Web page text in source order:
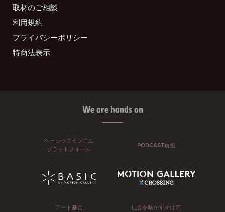
取材のご相談
利用規約
プライバシーポリシー
特商法表示
We are hands on
ベーシックインカム
プラットフォーム
PODCAST番組
アート基金 社会を動かすかけ声